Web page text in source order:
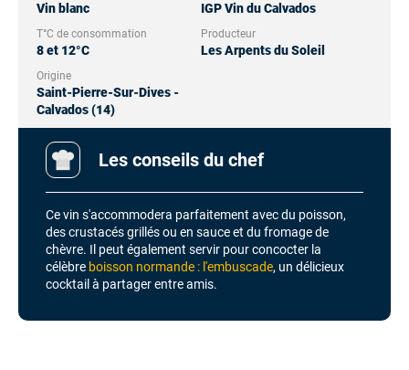
Vin blanc IGP Vin du Calvados
T°C de consommation
8 et 12°C
Producteur
Les Arpents du Soleil
Origine
Saint-Pierre-Sur-Dives -
Calvados (14)
Les conseils du chef
Ce vin s'accommodera parfaitement avec du poisson,
des crustacés grillés ou en sauce et du fromage de
chèvre. Il peut également servir pour concocter la
célèbre boisson normande : l'embuscade, un délicieux
cocktail à partager entre amis.